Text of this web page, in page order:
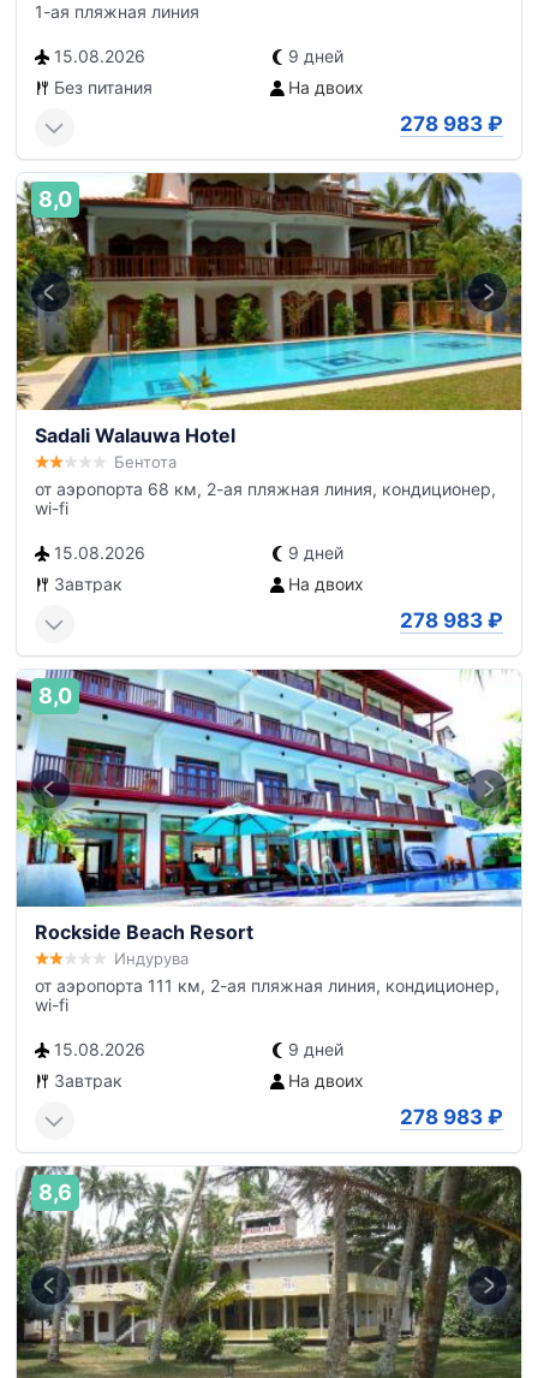
1-ая пляжная линия
15.08.2026
9 дней
Без питания
На двоих
278 983 ₽
8,0
Sadali Walauwa Hotel
Бентота
от аэропорта 68 км, 2-ая пляжная линия, кондиционер,
wi-fi
15.08.2026
9 дней
Завтрак
На двоих
278 983 ₽
8,0
Rockside Beach Resort
Индурува
от аэропорта 111 км, 2-ая пляжная линия, кондиционер,
wi-fi
15.08.2026
9 дней
Завтрак
На двоих
278 983 ₽
8,6